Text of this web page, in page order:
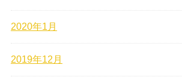
2020年1月
2019年12月